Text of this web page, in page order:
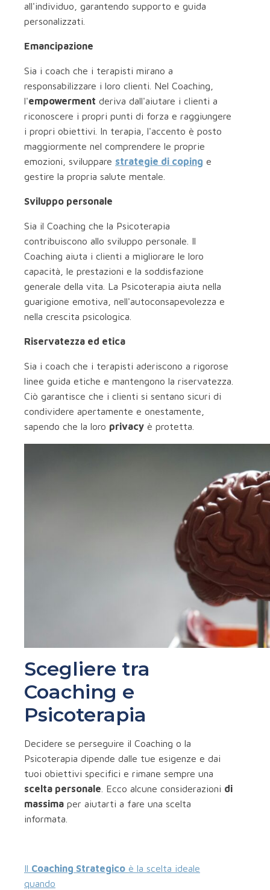
all'individuo, garantendo supporto e guida
personalizzati.
Emancipazione
Sia i coach che i terapisti mirano a
responsabilizzare i loro clienti. Nel Coaching,
l'empowerment deriva dall'aiutare i clienti a
riconoscere i propri punti di forza e raggiungere
i propri obiettivi. In terapia, l'accento è posto
maggiormente nel comprendere le proprie
emozioni, sviluppare strategie di coping e
gestire la propria salute mentale.
Sviluppo personale
Sia il Coaching che la Psicoterapia
contribuiscono allo sviluppo personale. Il
Coaching aiuta i clienti a migliorare le loro
capacità, le prestazioni e la soddisfazione
generale della vita. La Psicoterapia aiuta nella
guarigione emotiva, nell'autoconsapevolezza e
nella crescita psicologica.
Riservatezza ed etica
Sia i coach che i terapisti aderiscono a rigorose
linee guida etiche e mantengono la riservatezza.
Ciò garantisce che i clienti si sentano sicuri di
condividere apertamente e onestamente,
sapendo che la loro privacy è protetta.
Scegliere tra
Coaching e
Psicoterapia
Decidere se perseguire il Coaching o la
Psicoterapia dipende dalle tue esigenze e dai
tuoi obiettivi specifici e rimane sempre una
scelta personale . Ecco alcune considerazioni di
massima per aiutarti a fare una scelta
informata.
Il Coaching Strategico è la scelta ideale
quando